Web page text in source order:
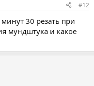
#12
30 резать при
мундштука и какое